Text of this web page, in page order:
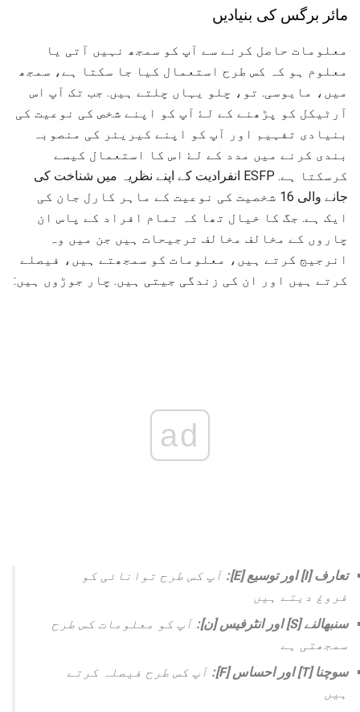
مائر برگس کی بنیادیں
معلومات حاصل کرنے سے آپ کو سمجھ نہیں آتی یا
معلوم ہو کہ کس طرح استعمال کیا جا سکتا ہے، سمجھ
میں، مایوسی. تو، چلو یہاں چلتے ہیں. جب تک آپ اس
آرٹیکل کو پڑھنے کے لۓ آپ کو اپنے شخص کی نوعیت کی
بنیادی تفہیم اور آپ کو اپنے کیریئر کی منصوبہ
بندی کرنے میں مدد کے لۓ اس کا استعمال کیسے
کرسکتا ہے. ESFP انفرادیت کے اپنے نظریہ میں شناخت کی
جانے والی 16 شخصیت کی نوعیت کے ماہر کارل جان کی
ایک ہے. جگ کا خیال تھا کہ تمام افراد کے پاس ان
چاروں کے مخالف مخالف ترجیحات ہیں جن میں وہ
انرجیج کرتے ہیں، معلومات کو سمجھتے ہیں، فیصلے
کرتے ہیں اور ان کی زندگی جیتی ہیں. چار جوڑوں ہیں:
ad
تعارف [I] اور توسیع [E]:
آپ کس طرح توانائی کو
فروغ دیتے ہیں
سنبھالنے [S] اور انٹرفیس [ن]:
آپ کو معلومات کس طرح
سمجھتی ہے
سوچنا [T] اور احساس [F]:
آپ کس طرح فیصلہ کرتے
ہیں